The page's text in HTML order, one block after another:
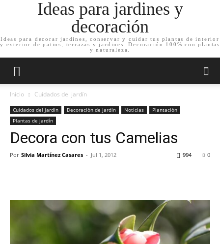
Ideas para jardines y
decoración
Ideas para decorar jardines, conservar y cuidar tus plantas de interior
y exterior de patios, terrazas y jardines. Decoración 100% con plantas
y naturaleza.
Inicio Cuidados del jardín
Cuidados del jardín Decoración de jardín Noticias
Plantación
Plantas de jardín
Decora con tus Camelias
Por Silvia Martínez Casares - Jul 1, 2012 0
994